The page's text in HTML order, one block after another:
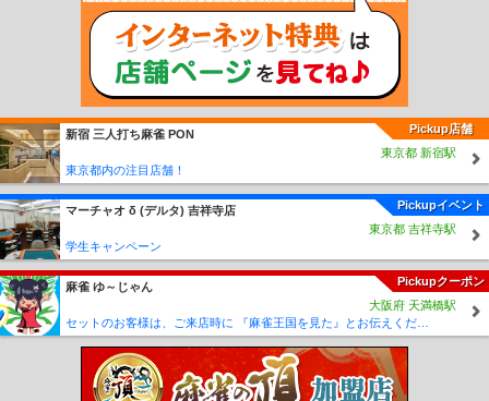
Pickup店舗
新宿 三人打ち麻雀 PON
東京都 新宿駅
東京都内の注目店舗！
Pickupイベント
マーチャオ δ (デルタ) 吉祥寺店
東京都 吉祥寺駅
学生キャンペーン
Pickupクーポン
麻雀 ゆ～じゃん
大阪府 天満橋駅